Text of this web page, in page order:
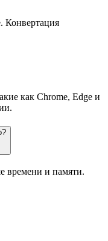
Конвертация
как Chrome, Edge и
времени и памяти.